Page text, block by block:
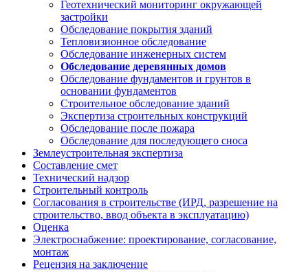
Геотехнический мониторинг окружающей
застройки
Обследование покрытия зданий
Тепловизионное обследование
Обследование инженерных систем
Обследование деревянных домов
Обследование фундаментов и грунтов в
основании фундаментов
Строительное обследование зданий
Экспертиза строительных конструкций
Обследование после пожара
Обследование для последующего сноса
Землеустроительная экспертиза
Составление смет
Технический надзор
Строительный контроль
Согласования в строительстве (ИРД, разрешение на
строительство, ввод объекта в эксплуатацию)
Оценка
Электроснабжение: проектирование, согласование,
монтаж
Рецензия на заключение